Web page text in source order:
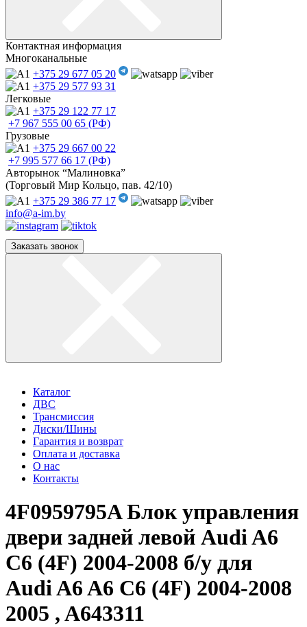
Контактная информация
Многоканальные
+375 29 677 05 20
+375 29 577 93 31
Легковые
+375 29 122 77 17
+7 967 555 00 65 (РФ)
Грузовые
+375 29 667 00 22
+7 995 577 66 17 (РФ)
Авторынок “Малиновка”
(Торговый Мир Кольцо, пав. 42/10)
+375 29 386 77 17
info@a-im.by
Заказать звонок
Каталог
ДВС
Трансмиссия
Диски/Шины
Гарантия и возврат
Оплата и доставка
О нас
Контакты
4F0959795A Блок управления
двери задней левой Audi A6
C6 (4F) 2004-2008 б/у для
Audi A6 A6 C6 (4F) 2004-2008
2005 , A643311